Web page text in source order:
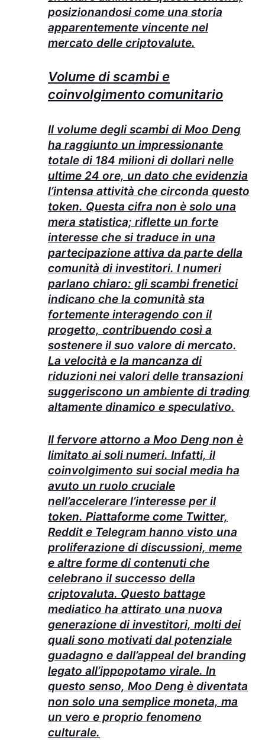
posizionandosi come una storia
apparentemente vincente nel
mercato delle criptovalute.
Volume di scambi e
coinvolgimento comunitario
Il volume degli scambi di Moo Deng
ha raggiunto un impressionante
totale di 184 milioni di dollari nelle
ultime 24 ore, un dato che evidenzia
l’intensa attività che circonda questo
token. Questa cifra non è solo una
mera statistica; riflette un forte
interesse che si traduce in una
partecipazione attiva da parte della
comunità di investitori. I numeri
parlano chiaro: gli scambi frenetici
indicano che la comunità sta
fortemente interagendo con il
progetto, contribuendo così a
sostenere il suo valore di mercato.
La velocità e la mancanza di
riduzioni nei valori delle transazioni
suggeriscono un ambiente di trading
altamente dinamico e speculativo.
Il fervore attorno a Moo Deng non è
limitato ai soli numeri. Infatti, il
coinvolgimento sui social media ha
avuto un ruolo cruciale
nell’accelerare l’interesse per il
token. Piattaforme come Twitter,
Reddit e Telegram hanno visto una
proliferazione di discussioni, meme
e altre forme di contenuti che
celebrano il successo della
criptovaluta. Questo battage
mediatico ha attirato una nuova
generazione di investitori, molti dei
quali sono motivati dal potenziale
guadagno e dall’appeal del branding
legato all’ippopotamo virale. In
questo senso, Moo Deng è diventata
non solo una semplice moneta, ma
un vero e proprio fenomeno
culturale.